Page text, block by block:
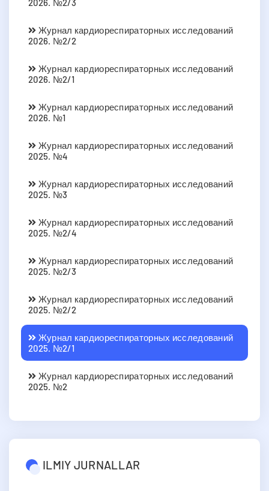
2026. №2/3
Журнал кардиореспираторных исследований
2026. №2/2
Журнал кардиореспираторных исследований
2026. №2/1
Журнал кардиореспираторных исследований
2026. №1
Журнал кардиореспираторных исследований
2025. №4
Журнал кардиореспираторных исследований
2025. №3
Журнал кардиореспираторных исследований
2025. №2/4
Журнал кардиореспираторных исследований
2025. №2/3
Журнал кардиореспираторных исследований
2025. №2/2
Журнал кардиореспираторных исследований
2025. №2/1
Журнал кардиореспираторных исследований
2025. №2
ILMIY JURNALLAR